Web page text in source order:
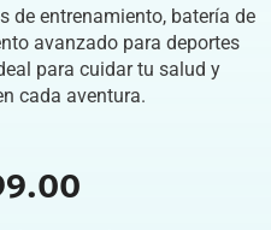
de entrenamiento, batería de
avanzado para deportes
para cuidar tu salud y
cada aventura.
.00